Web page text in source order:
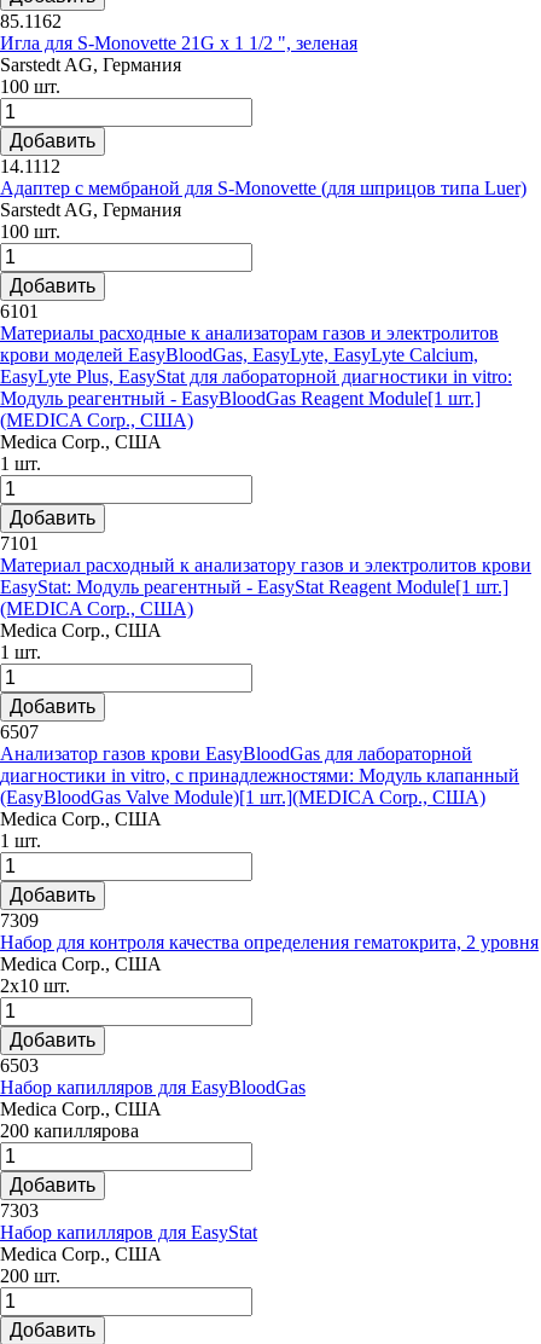
85.1162
Игла для S-Monovette 21G х 1 1/2 ", зеленая
Sarstedt AG, Германия
100 шт.
Добавить
14.1112
Адаптер с мембраной для S-Monovette (для шприцов типа Luer)
Sarstedt AG, Германия
100 шт.
Добавить
6101
Материалы расходные к анализаторам газов и электролитов
крови моделей EasyBloodGas, EasyLyte, EasyLyte Calcium,
EasyLyte Plus, EasyStat для лабораторной диагностики in vitro:
Модуль реагентный - EasyBloodGas Reagent Module[1 шт.]
(MEDICA Corp., США)
Medica Corp., США
1 шт.
Добавить
7101
Материал расходный к анализатору газов и электролитов крови
EasyStat: Модуль реагентный - EasyStat Reagent Module[1 шт.]
(MEDICA Corp., США)
Medica Corp., США
1 шт.
Добавить
6507
Анализатор газов крови EasyBloodGas для лабораторной
диагностики in vitro, с принадлежностями: Модуль клапанный
(EasyBloodGas Valve Module)[1 шт.](MEDICA Corp., США)
Medica Corp., США
1 шт.
Добавить
7309
Набор для контроля качества определения гематокрита, 2 уровня
Medica Corp., США
2x10 шт.
Добавить
6503
Набор капилляров для EasyBloodGas
Medica Corp., США
200 капиллярова
Добавить
7303
Набор капилляров для EasyStat
Medica Corp., США
200 шт.
Добавить